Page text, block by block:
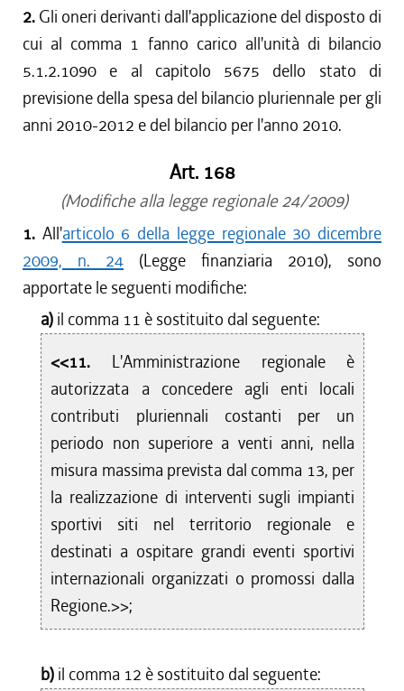
2. Gli oneri derivanti dall'applicazione del disposto di
cui al comma 1 fanno carico all'unità di bilancio
5.1.2.1090 e al capitolo 5675 dello stato di
previsione della spesa del bilancio pluriennale per gli
anni 2010-2012 e del bilancio per l'anno 2010.
Art. 168
(Modifiche alla legge regionale 24/2009)
1. All'articolo 6 della legge regionale 30 dicembre
2009, n. 24 (Legge finanziaria 2010), sono
apportate le seguenti modifiche:
a) il comma 11 è sostituito dal seguente:
<<11. L'Amministrazione regionale è
autorizzata a concedere agli enti locali
contributi pluriennali costanti per un
periodo non superiore a venti anni, nella
misura massima prevista dal comma 13, per
la realizzazione di interventi sugli impianti
sportivi siti nel territorio regionale e
destinati a ospitare grandi eventi sportivi
internazionali organizzati o promossi dalla
Regione.>>;
b) il comma 12 è sostituito dal seguente: